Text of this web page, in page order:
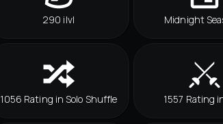
290 ilvl Midnight
1056 Rating in Solo Shuffle 1557 Rating